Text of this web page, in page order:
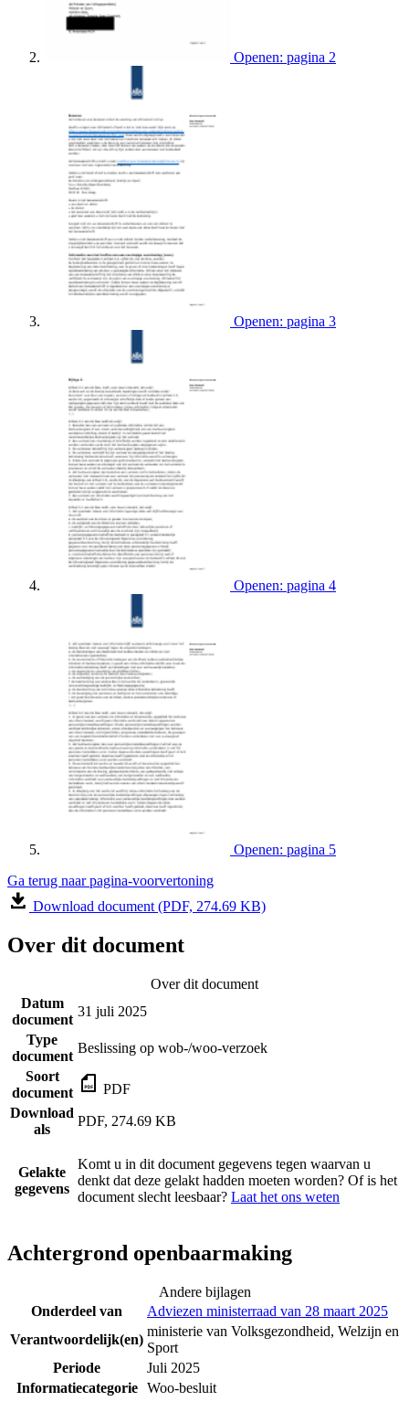
Openen: pagina 2
Openen: pagina 3
Openen: pagina 4
Openen: pagina 5
Ga terug naar pagina-voorvertoning
Download document (PDF, 274.69 KB)
Over dit document
Over dit document
Datum
document
31 juli 2025
Type
document
Beslissing op wob-/woo-verzoek
Soort
document
PDF
Download
als
PDF, 274.69 KB
Gelakte
gegevens
Komt u in dit document gegevens tegen waarvan u
denkt dat deze gelakt hadden moeten worden? Of is het
document slecht leesbaar? Laat het ons weten
Achtergrond openbaarmaking
Andere bijlagen
Onderdeel van
Adviezen ministerraad van 28 maart 2025
Verantwoordelijk(en)
ministerie van Volksgezondheid, Welzijn en
Sport
Periode
Juli 2025
Informatiecategorie
Woo-besluit